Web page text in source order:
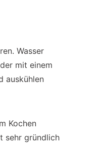
Wasser
mit einem
auskühlen
Kochen
sehr gründlich